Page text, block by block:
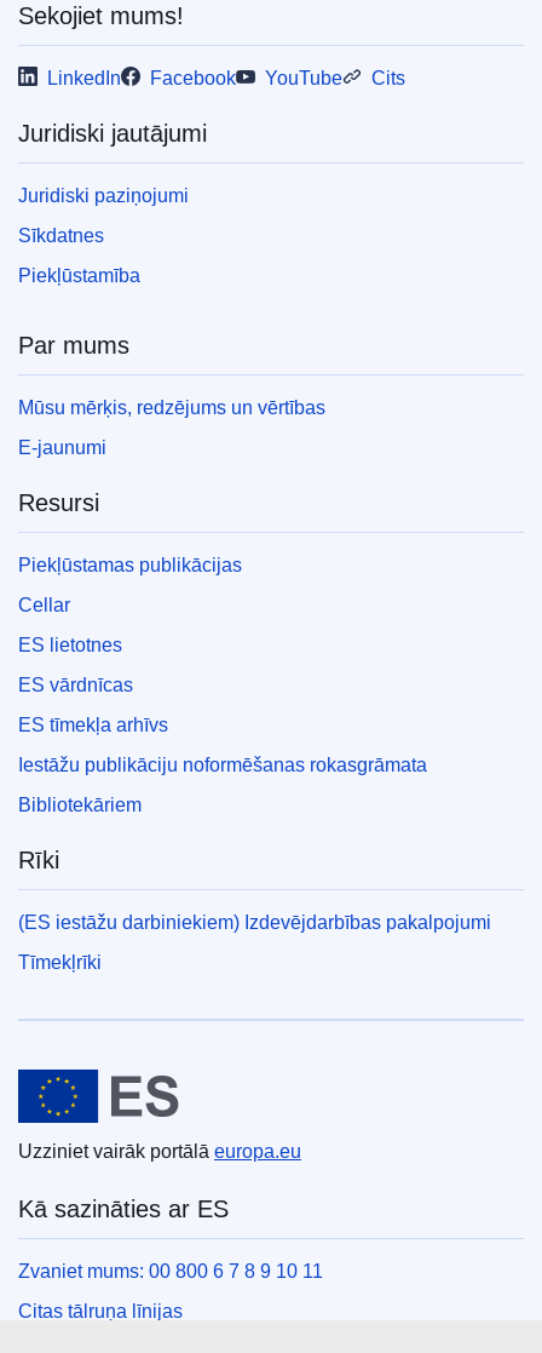
Sekojiet mums!
LinkedIn Facebook YouTube Cits
Juridiski jautājumi
Juridiski paziņojumi
Sīkdatnes
Piekļūstamība
Par mums
Mūsu mērķis, redzējums un vērtības
E-jaunumi
Resursi
Piekļūstamas publikācijas
Cellar
ES lietotnes
ES vārdnīcas
ES tīmekļa arhīvs
Iestāžu publikāciju noformēšanas rokasgrāmata
Bibliotekāriem
Rīki
(ES iestāžu darbiniekiem) Izdevējdarbības pakalpojumi
Tīmekļrīki
Eiropas Savienība
Uzziniet vairāk portālā europa.eu
Kā sazināties ar ES
Zvaniet mums: 00 800 6 7 8 9 10 11
Citas tālruņa līnijas